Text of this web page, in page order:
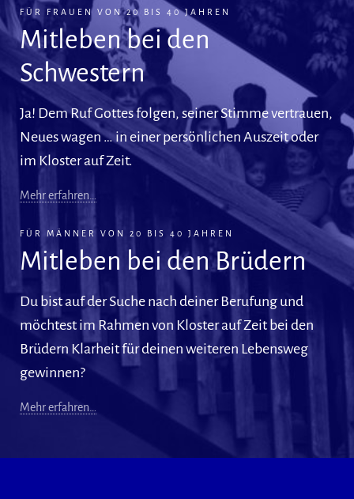
FÜR FRAUEN VON 20 BIS 40 JAHREN
Mitleben bei den
Schwestern
Ja! Dem Ruf Gottes folgen, seiner Stimme vertrauen,
Neues wagen … in einer persönlichen Auszeit oder
im Kloster auf Zeit.
Mehr erfahren…
FÜR MÄNNER VON 20 BIS 40 JAHREN
Mitleben bei den Brüdern
Du bist auf der Suche nach deiner Berufung und
möchtest im Rahmen von Kloster auf Zeit bei den
Brüdern Klarheit für deinen weiteren Lebensweg
gewinnen?
Mehr erfahren…